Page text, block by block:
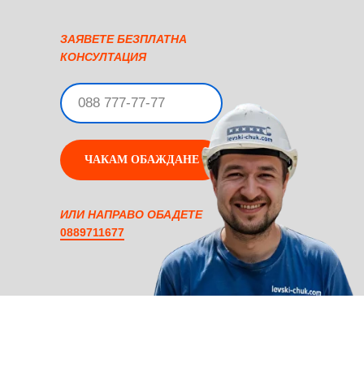
ЧАКАМ ОБАЖДАНЕ
ЗАЯВЕТЕ БЕЗПЛАТНА
КОНСУЛТАЦИЯ
ИЛИ НАПРАВО ОБАДЕТЕ
0889711677